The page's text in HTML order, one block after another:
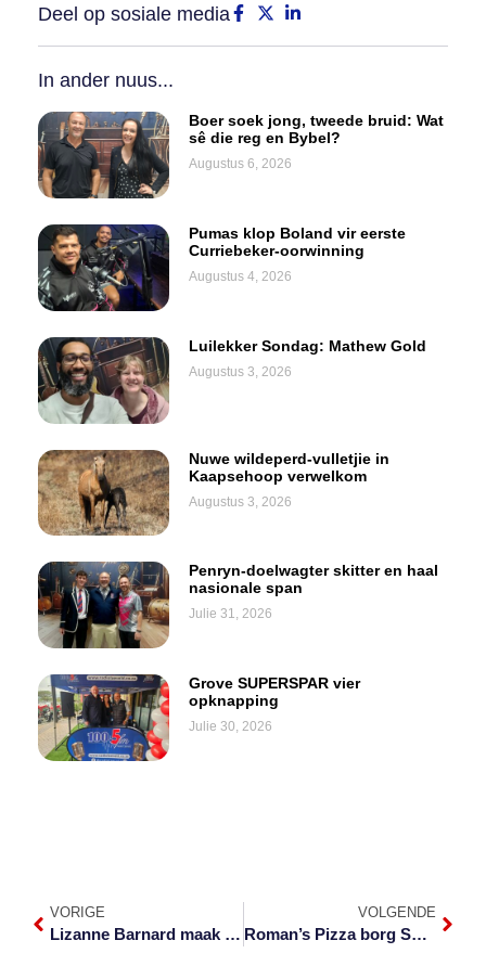
Deel op sosiale media
In ander nuus...
Boer soek jong, tweede bruid: Wat
sê die reg en Bybel?
Augustus 6, 2026
Pumas klop Boland vir eerste
Curriebeker-oorwinning
Augustus 4, 2026
Luilekker Sondag: Mathew Gold
Augustus 3, 2026
Nuwe wildeperd-vulletjie in
Kaapsehoop verwelkom
Augustus 3, 2026
Penryn-doelwagter skitter en haal
nasionale span
Julie 31, 2026
Grove SUPERSPAR vier
opknapping
Julie 30, 2026
VORIGE
Lizanne Barnard maak weer musiek van jou gedigte
VOLGENDE
Roman’s Pizza borg Sonop-kosblikkes